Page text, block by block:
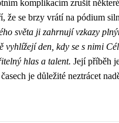
komplikacím zrušit
že se brzy vrátí na pódium
světa ji zahrnují vzkazy
vyhlížejí den, kdy se s nimi
hlas a talent. Její příběh
je důležité neztrácet